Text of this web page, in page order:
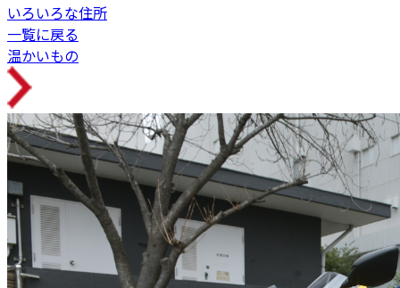
いろいろな住所
一覧に戻る
温かいもの